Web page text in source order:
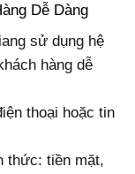
Dễ Dàng
sử dụng hệ
hàng dễ
thoại hoặc tin
thức: tiền mặt,